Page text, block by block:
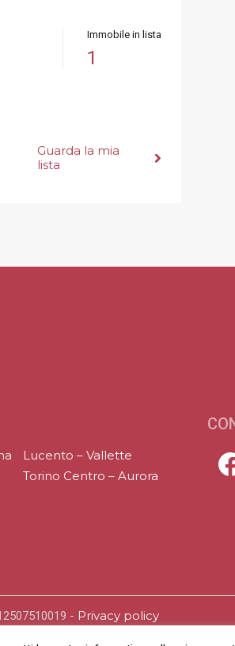
Immobile in lista
1
Guarda la mia
lista
Lucento – Vallette
Torino Centro – Aurora
- Privacy policy